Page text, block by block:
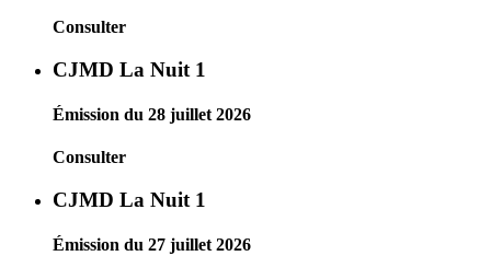
Consulter
CJMD La Nuit 1
Émission du 28 juillet 2026
Consulter
CJMD La Nuit 1
Émission du 27 juillet 2026